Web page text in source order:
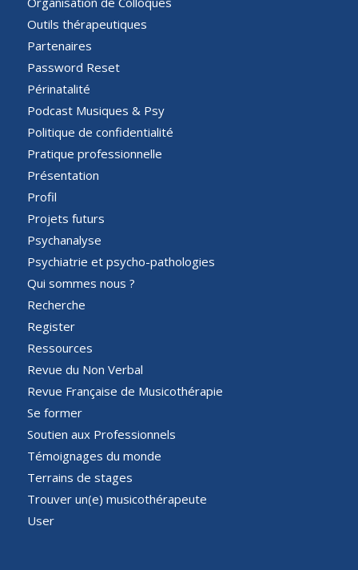
Outils thérapeutiques
Partenaires
Password Reset
Périnatalité
Podcast Musiques & Psy
Politique de confidentialité
Pratique professionnelle
Présentation
Profil
Projets futurs
Psychanalyse
Psychiatrie et psycho-pathologies
Qui sommes nous ?
Recherche
Register
Ressources
Revue du Non Verbal
Revue Française de Musicothérapie
Se former
Soutien aux Professionnels
Témoignages du monde
Terrains de stages
Trouver un(e) musicothérapeute
User